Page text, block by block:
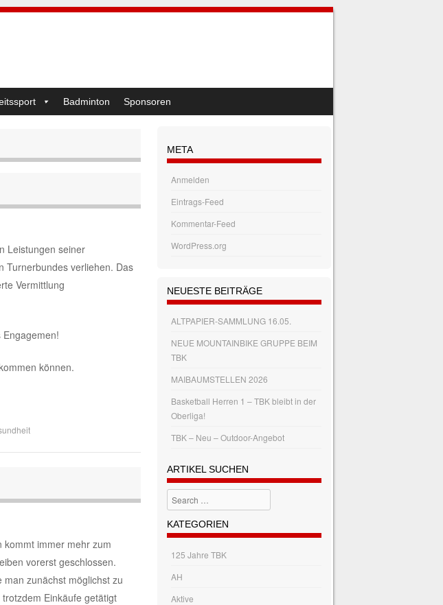
Badminton Sponsoren
Leistungen seiner
Turnerbundes verliehen. Das
Vermittlung
können.
kommt immer mehr zum
vorerst geschlossen.
zunächst möglichst zu
Einkäufe getätigt
META
Anmelden
Eintrags-Feed
Kommentar-Feed
WordPress.org
NEUESTE BEITRÄGE
ALTPAPIER-SAMMLUNG 16.05.
NEUE MOUNTAINBIKE GRUPPE BEIM
TBK
MAIBAUMSTELLEN 2026
Basketball Herren 1 – TBK bleibt in der
Oberliga!
TBK – Neu – Outdoor-Angebot
ARTIKEL SUCHEN
Search
KATEGORIEN
125 Jahre TBK
AH
Aktive